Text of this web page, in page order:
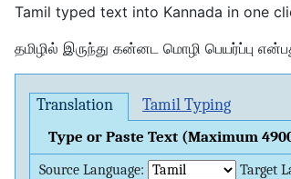
Tamil typed text into Kannada in one
தமிழில் இருந்து கன்னட மொழி பெயர்ப்பு
Translation Tamil Typing
Type or Paste Text (Maximum
Source Language:
Target